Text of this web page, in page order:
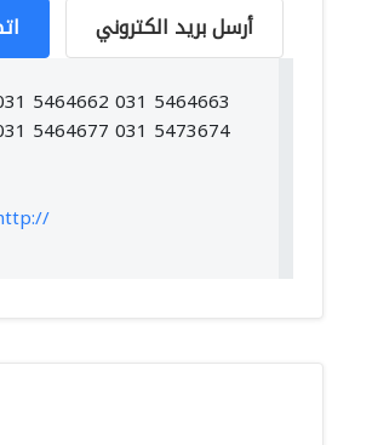
أرسل بريد الكتروني
5464662 031 5464663
5464677 031 5473674